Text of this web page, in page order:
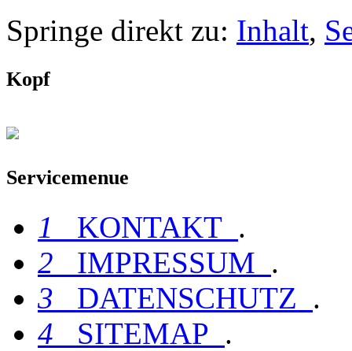
Springe direkt zu: Inhalt,
Kopf
Servicemenue
1 KONTAKT .
2
IMPRESSUM .
3
DATENSCHUTZ .
4
SITEMAP .